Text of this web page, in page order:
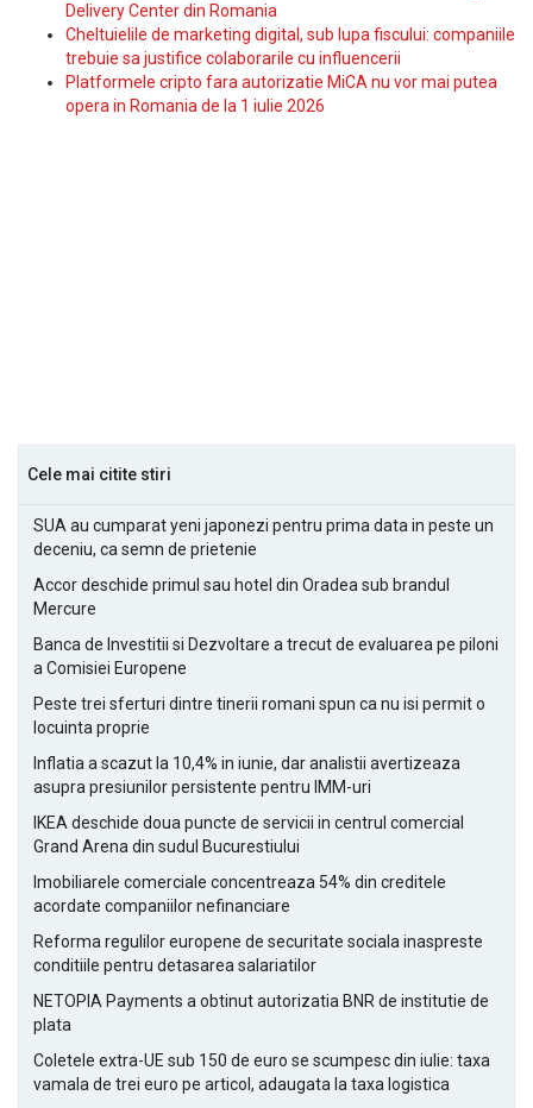
Delivery Center din Romania
Cheltuielile de marketing digital, sub lupa fiscului: companiile
trebuie sa justifice colaborarile cu influencerii
Platformele cripto fara autorizatie MiCA nu vor mai putea
opera in Romania de la 1 iulie 2026
Cele mai citite stiri
SUA au cumparat yeni japonezi pentru prima data in peste un
deceniu, ca semn de prietenie
Accor deschide primul sau hotel din Oradea sub brandul
Mercure
Banca de Investitii si Dezvoltare a trecut de evaluarea pe piloni
a Comisiei Europene
Peste trei sferturi dintre tinerii romani spun ca nu isi permit o
locuinta proprie
Inflatia a scazut la 10,4% in iunie, dar analistii avertizeaza
asupra presiunilor persistente pentru IMM-uri
IKEA deschide doua puncte de servicii in centrul comercial
Grand Arena din sudul Bucurestiului
Imobiliarele comerciale concentreaza 54% din creditele
acordate companiilor nefinanciare
Reforma regulilor europene de securitate sociala inaspreste
conditiile pentru detasarea salariatilor
NETOPIA Payments a obtinut autorizatia BNR de institutie de
plata
Coletele extra-UE sub 150 de euro se scumpesc din iulie: taxa
vamala de trei euro pe articol, adaugata la taxa logistica